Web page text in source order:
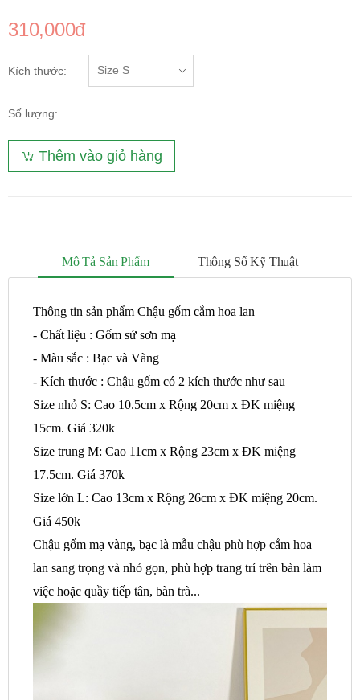
310,000đ
Kích thước:
Số lượng:
Thêm vào giỏ hàng
Mô Tả Sản Phẩm Thông Số Kỹ Thuật
Thông tin sản phẩm Chậu gốm cắm hoa lan
- Chất liệu : Gốm sứ sơn mạ
- Màu sắc : Bạc và Vàng
- Kích thước : Chậu gốm có 2 kích thước như sau
Size nhỏ S: Cao 10.5cm x Rộng 20cm x ĐK miệng
15cm. Giá 320k
Size trung M: Cao 11cm x Rộng 23cm x ĐK miệng
17.5cm. Giá 370k
Size lớn L: Cao 13cm x Rộng 26cm x ĐK miệng 20cm.
Giá 450k
Chậu gốm mạ vàng, bạc là mẫu chậu phù hợp cắm hoa
lan sang trọng và nhỏ gọn, phù hợp trang trí trên bàn làm
việc hoặc quầy tiếp tân, bàn trà...